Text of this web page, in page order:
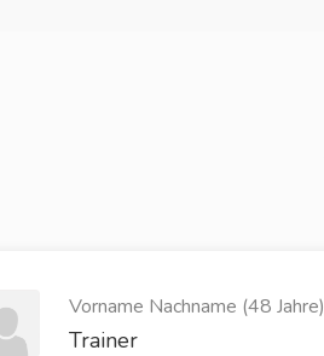
Vorname Nachname (48 Jahre)
Trainer